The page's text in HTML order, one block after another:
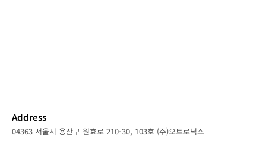
Address
04363 서울시 용산구 원효로 210-30, 103호 (주)오트로닉스